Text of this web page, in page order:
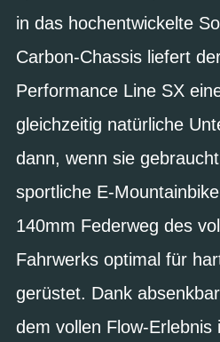
in das hochentwickelte
Carbon-Chassis liefert
Performance Line SX
gleichzeitig natürliche
dann, wenn sie
sportliche E-
140mm Federweg des
Fahrwerks optimal für
gerüstet. Dank
dem vollen Flow-Erlebnis